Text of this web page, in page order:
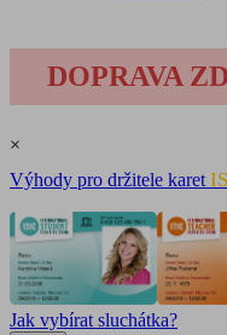
DOPRAVA
×
Výhody pro držitele karet
Jak vybírat sluchátka?